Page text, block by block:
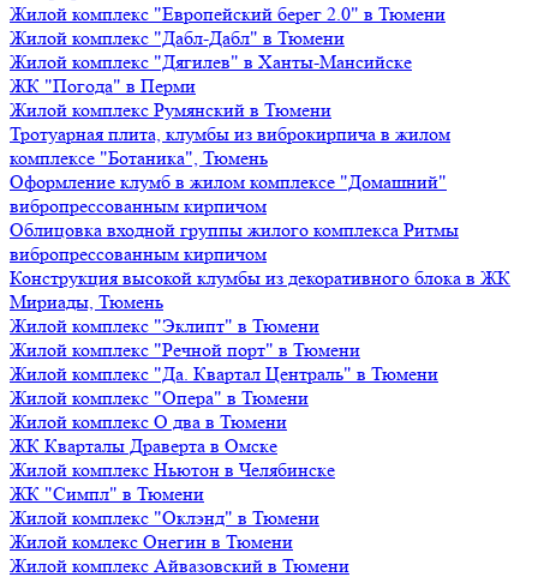
Жилой комплекс "Европейский берег 2.0" в Тюмени
Жилой комплекс "Дабл-Дабл" в Тюмени
Жилой комплекс "Дягилев" в Ханты-Мансийске
ЖК "Погода" в Перми
Жилой комплекс Румянский в Тюмени
Тротуарная плита, клумбы из виброкирпича в жилом
комплексе "Ботаника", Тюмень
Оформление клумб в жилом комплексе "Домашний"
вибропрессованным кирпичом
Облицовка входной группы жилого комплекса Ритмы
вибропрессованным кирпичом
Конструкция высокой клумбы из декоративного блока в ЖК
Мириады, Тюмень
Жилой комплекс "Эклипт" в Тюмени
Жилой комплекс "Речной порт" в Тюмени
Жилой комплекс "Да. Квартал Централь" в Тюмени
Жилой комплекс "Опера" в Тюмени
Жилой комплекс О два в Тюмени
ЖК Кварталы Драверта в Омске
Жилой комплекс Ньютон в Челябинске
ЖК "Симпл" в Тюмени
Жилой комплекс "Оклэнд" в Тюмени
Жилой комлекс Онегин в Тюмени
Жилой комплекс Айвазовский в Тюмени